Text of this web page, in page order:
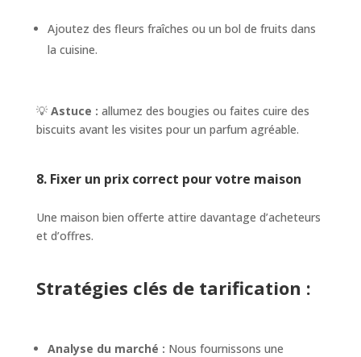
Ajoutez des fleurs fraîches ou un bol de fruits dans
la cuisine.
💡 Astuce : allumez des bougies ou faites cuire des
biscuits avant les visites pour un parfum agréable.
8. Fixer un prix correct pour votre maison
Une maison bien offerte attire davantage d’acheteurs
et d’offres.
Stratégies clés de tarification :
Analyse du marché : Nous fournissons une